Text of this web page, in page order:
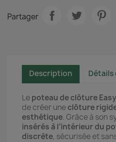
Partager
Description
Lepoteau de clôture
de créer uneclôture
esthétique. Grâce à son
insérés à l’intérieur du
discrète, sécurisée et